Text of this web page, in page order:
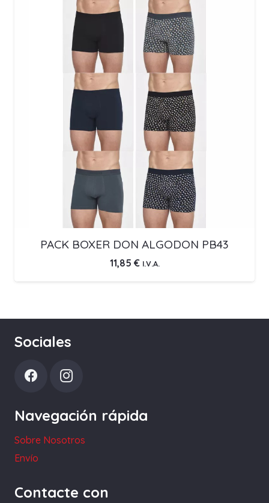
PACK BOXER DON ALGODON PB43
11,85 € I.V.A.
Sociales
Navegación rápida
Sobre Nosotros
Envío
Contacte con